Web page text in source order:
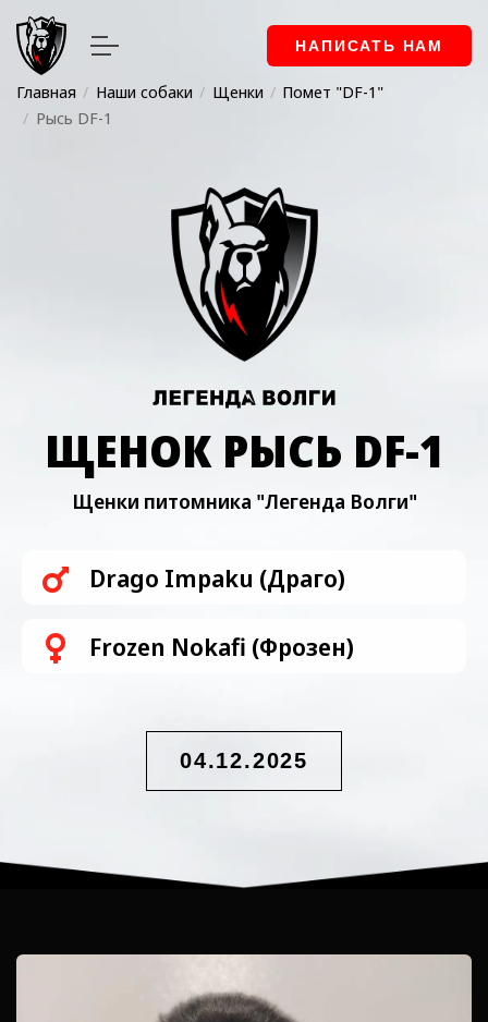
НАПИСАТЬ НАМ
Главная Наши собаки Щенки
Помет "DF-1"
Рысь DF-1
ЩЕНОК РЫСЬ DF-1
Щенки питомника "Легенда Волги"
Drago Impaku (Драго)
Frozen Nokafi (Фрозен)
04.12.2025